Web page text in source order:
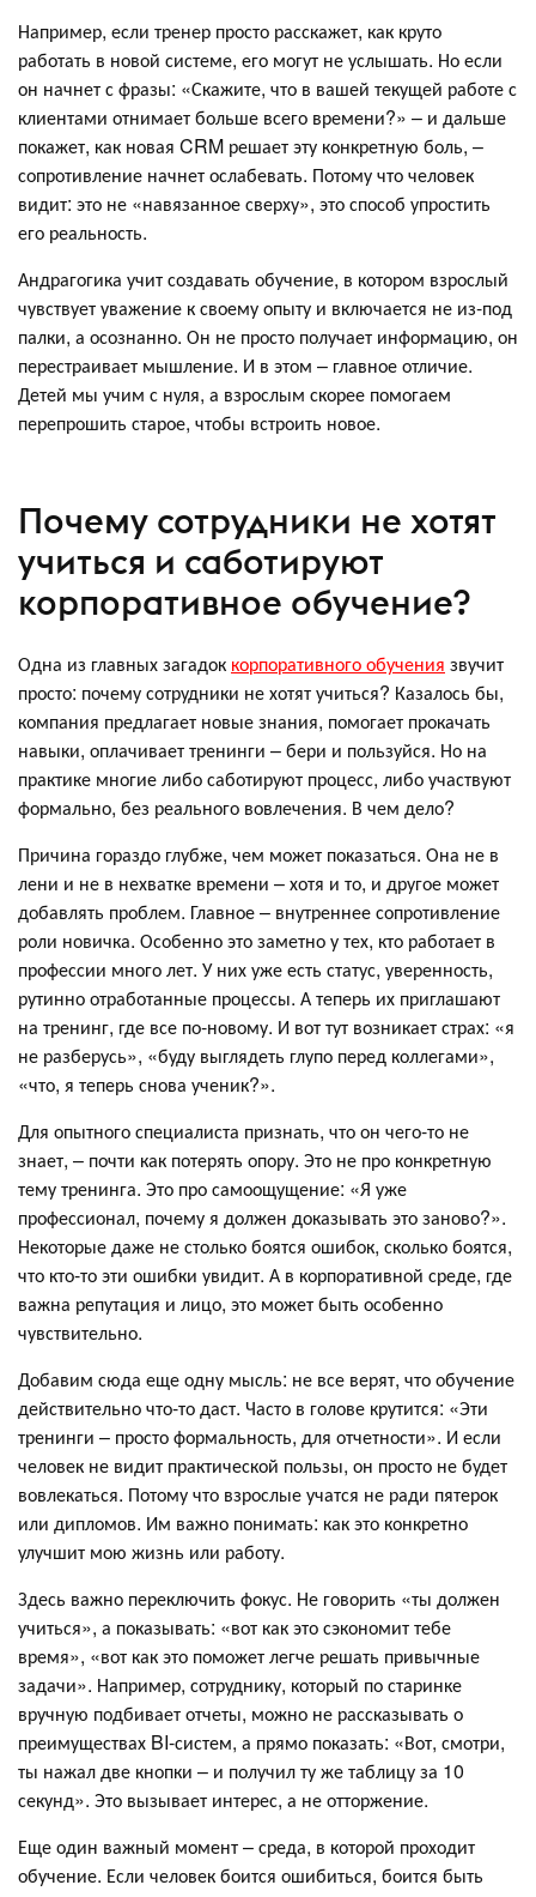
Например, если тренер просто расскажет, как круто
работать в новой системе, его могут не услышать. Но если
он начнет с фразы: «Скажите, что в вашей текущей работе с
клиентами отнимает больше всего времени?» – и дальше
покажет, как новая CRM решает эту конкретную боль, –
сопротивление начнет ослабевать. Потому что человек
видит: это не «навязанное сверху», это способ упростить
его реальность.
Андрагогика учит создавать обучение, в котором взрослый
чувствует уважение к своему опыту и включается не из-под
палки, а осознанно. Он не просто получает информацию, он
перестраивает мышление. И в этом – главное отличие.
Детей мы учим с нуля, а взрослым скорее помогаем
перепрошить старое, чтобы встроить новое.
Почему сотрудники не хотят
учиться и саботируют
корпоративное обучение?
Одна из главных загадок корпоративного обучения звучит
просто: почему сотрудники не хотят учиться? Казалось бы,
компания предлагает новые знания, помогает прокачать
навыки, оплачивает тренинги – бери и пользуйся. Но на
практике многие либо саботируют процесс, либо участвуют
формально, без реального вовлечения. В чем дело?
Причина гораздо глубже, чем может показаться. Она не в
лени и не в нехватке времени – хотя и то, и другое может
добавлять проблем. Главное – внутреннее сопротивление
роли новичка. Особенно это заметно у тех, кто работает в
профессии много лет. У них уже есть статус, уверенность,
рутинно отработанные процессы. А теперь их приглашают
на тренинг, где все по-новому. И вот тут возникает страх: «я
не разберусь», «буду выглядеть глупо перед коллегами»,
«что, я теперь снова ученик?».
Для опытного специалиста признать, что он чего-то не
знает, – почти как потерять опору. Это не про конкретную
тему тренинга. Это про самоощущение: «Я уже
профессионал, почему я должен доказывать это заново?».
Некоторые даже не столько боятся ошибок, сколько боятся,
что кто-то эти ошибки увидит. А в корпоративной среде, где
важна репутация и лицо, это может быть особенно
чувствительно.
Добавим сюда еще одну мысль: не все верят, что обучение
действительно что-то даст. Часто в голове крутится: «Эти
тренинги – просто формальность, для отчетности». И если
человек не видит практической пользы, он просто не будет
вовлекаться. Потому что взрослые учатся не ради пятерок
или дипломов. Им важно понимать: как это конкретно
улучшит мою жизнь или работу.
Здесь важно переключить фокус. Не говорить «ты должен
учиться», а показывать: «вот как это сэкономит тебе
время», «вот как это поможет легче решать привычные
задачи». Например, сотруднику, который по старинке
вручную подбивает отчеты, можно не рассказывать о
преимуществах BI-систем, а прямо показать: «Вот, смотри,
ты нажал две кнопки – и получил ту же таблицу за 10
секунд». Это вызывает интерес, а не отторжение.
Еще один важный момент – среда, в которой проходит
обучение. Если человек боится ошибиться, боится быть